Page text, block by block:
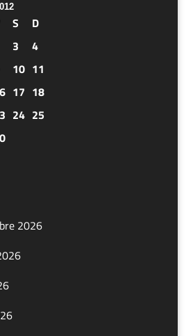
S
D
3
4
10 11
17 18
24 25
2026